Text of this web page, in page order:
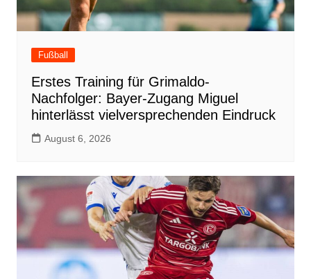
Fußball
Erstes Training für Grimaldo-
Nachfolger: Bayer-Zugang Miguel
hinterlässt vielversprechenden Eindruck
August 6, 2026